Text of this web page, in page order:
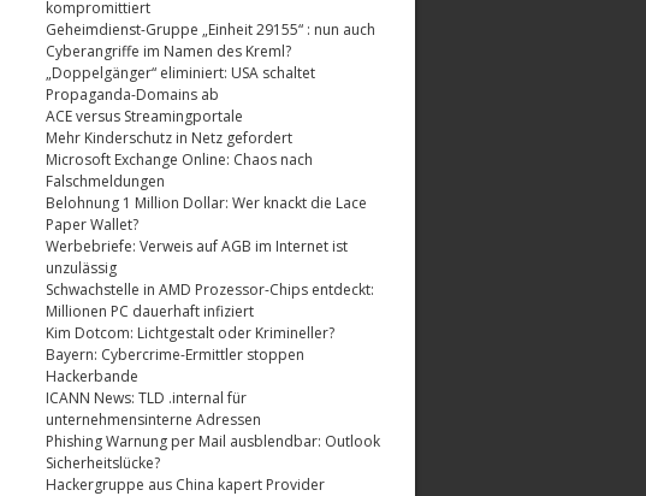
kompromittiert
Geheimdienst-Gruppe „Einheit 29155“ : nun auch
Cyberangriffe im Namen des Kreml?
„Doppelgänger“ eliminiert: USA schaltet
Propaganda-Domains ab
ACE versus Streamingportale
Mehr Kinderschutz in Netz gefordert
Microsoft Exchange Online: Chaos nach
Falschmeldungen
Belohnung 1 Million Dollar: Wer knackt die Lace
Paper Wallet?
Werbebriefe: Verweis auf AGB im Internet ist
unzulässig
Schwachstelle in AMD Prozessor-Chips entdeckt:
Millionen PC dauerhaft infiziert
Kim Dotcom: Lichtgestalt oder Krimineller?
Bayern: Cybercrime-Ermittler stoppen
Hackerbande
ICANN News: TLD .internal für
unternehmensinterne Adressen
Phishing Warnung per Mail ausblendbar: Outlook
Sicherheitslücke?
Hackergruppe aus China kapert Provider